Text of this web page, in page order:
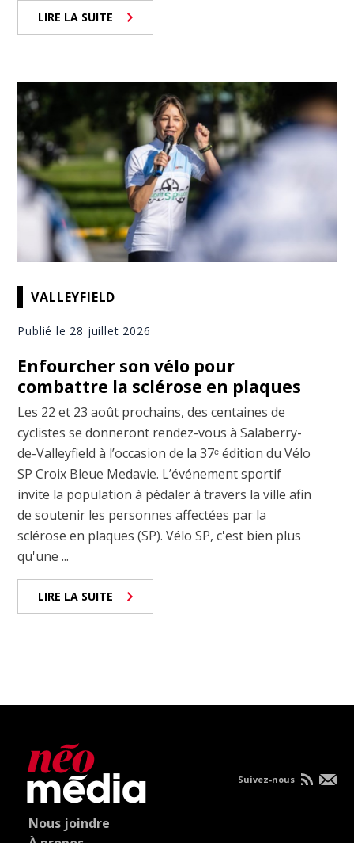
LIRE LA SUITE
VALLEYFIELD
Publié le 28 juillet 2026
Enfourcher son vélo pour
combattre la sclérose en plaques
Les 22 et 23 août prochains, des centaines de
cyclistes se donneront rendez-vous à Salaberry-
de-Valleyfield à l’occasion de la 37ᵉ édition du Vélo
SP Croix Bleue Medavie. L’événement sportif
invite la population à pédaler à travers la ville afin
de soutenir les personnes affectées par la
sclérose en plaques (SP). Vélo SP, c'est bien plus
qu'une ...
LIRE LA SUITE
Nous joindre
Suivez-nous